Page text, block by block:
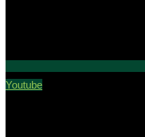
Youtube